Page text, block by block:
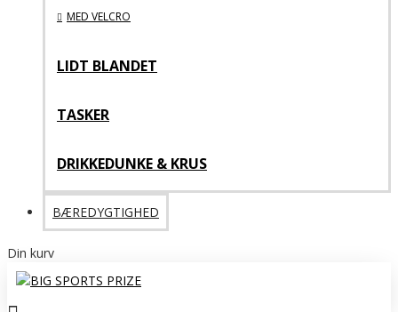
MED VELCRO
LIDT BLANDET
TASKER
DRIKKEDUNKE & KRUS
BÆREDYGTIGHED
Din kurv